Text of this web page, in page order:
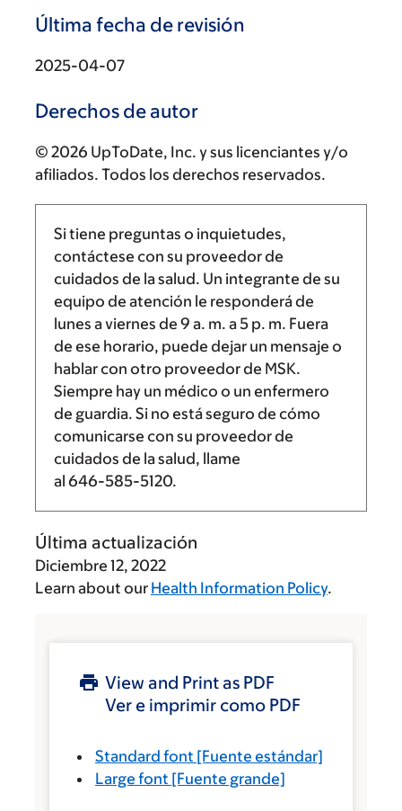
Última fecha de revisión
2025-04-07
Derechos de autor
© 2026 UpToDate, Inc. y sus licenciantes y/o
afiliados. Todos los derechos reservados.
Si tiene preguntas o inquietudes,
contáctese con su proveedor de
cuidados de la salud. Un integrante de su
equipo de atención le responderá de
lunes a viernes de 9 a. m. a5 p. m. Fuera
de ese horario, puede dejar un mensaje o
hablar con otro proveedor de MSK.
Siempre hay un médico o un enfermero
de guardia. Si no está seguro de cómo
comunicarse con su proveedor de
cuidados de la salud, llame
al 646-585-5120.
Última actualización
Diciembre 12, 2022
Learn about our Health Information Policy.
View and Print as PDF
Ver e imprimir como PDF
Standard font [Fuente estándar]
Large font [Fuente grande]